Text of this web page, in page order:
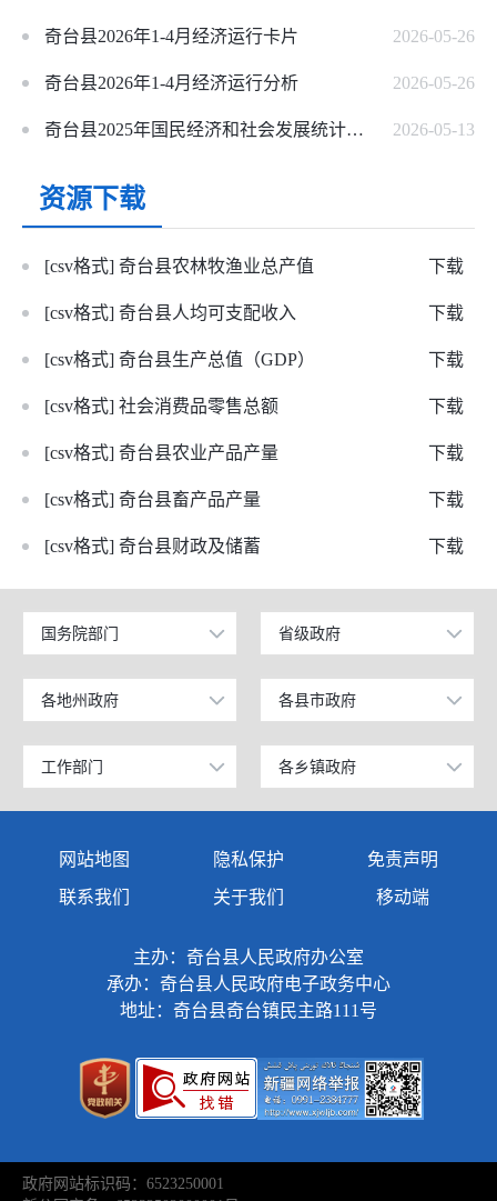
奇台县2026年1-4月经济运行卡片 2026-05-26
奇台县2026年1-4月经济运行分析 2026-05-26
奇台县2025年国民经济和社会发展统计公报 2026-05-13
资源下载
[csv格式] 奇台县农林牧渔业总产值 下载
[csv格式] 奇台县人均可支配收入 下载
[csv格式] 奇台县生产总值（GDP） 下载
[csv格式] 社会消费品零售总额 下载
[csv格式] 奇台县农业产品产量 下载
[csv格式] 奇台县畜产品产量 下载
[csv格式] 奇台县财政及储蓄 下载
国务院部门
公安部
工业和信息化部
科学技术部
教育部
国防部
财政部
自然资源部
省级政府
北京
上海
广东
天津
山东
安徽
江西
各地州政府
乌鲁木齐市
昌吉回族自治州
阿克苏地区
克孜勒苏柯尔克孜自治州
塔城地区
伊犁哈萨克自治州
巴音郭楞蒙古自治州
阿勒泰地区
克拉玛依市
各县市政府
昌吉市
阜康市
玛纳斯县
呼图壁县
吉木萨尔县
奇台县
木垒哈萨克自治县
工作部门
政府办公室
司法局
人力资源和社会保障局
各乡镇政府
奇台镇
碧流河镇
吉布库镇
东湾镇
三个庄子镇
网站地图 隐私保护
免责声明
联系我们
关于我们 移动端
主办：奇台县人民政府办公室
承办：奇台县人民政府电子政务中心
地址：奇台县奇台镇民主路111号
政府网站标识码：6523250001